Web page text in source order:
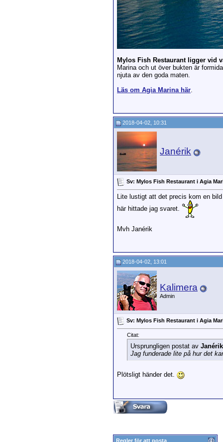
Mylos Fish Restaurant ligger vid
Marina och ut över bukten är
njuta av den goda maten.
Läs om Agia Marina här.
2018-04-02, 10:31
Janérik
Sv: Mylos Fish Restaurant i Agia
Lite lustigt att det precis kom en
här hittade jag svaret.
Mvh Janérik
2018-04-02, 13:01
Kalimera
Admin
Sv: Mylos Fish Restaurant i Agia
Citat:
Ursprungligen postat av Janérik
Jag funderade lite på hur det
Plötsligt händer det.
Regler för att posta